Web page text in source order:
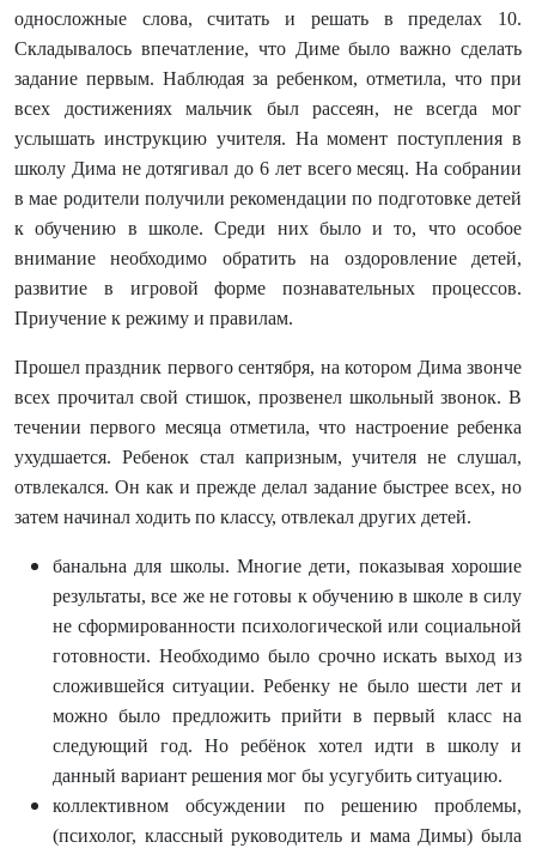
односложные слова, считать и решать в пределах 10.
Складывалось впечатление, что Диме было важно сделать
задание первым. Наблюдая за ребенком, отметила, что при
всех достижениях мальчик был рассеян, не всегда мог
услышать инструкцию учителя. На момент поступления в
школу Дима не дотягивал до 6 лет всего месяц. На собрании
в мае родители получили рекомендации по подготовке детей
к обучению в школе. Среди них было и то, что особое
внимание необходимо обратить на оздоровление детей,
развитие в игровой форме познавательных процессов.
Приучение к режиму и правилам.
Прошел праздник первого сентября, на котором Дима звонче
всех прочитал свой стишок, прозвенел школьный звонок. В
течении первого месяца отметила, что настроение ребенка
ухудшается. Ребенок стал капризным, учителя не слушал,
отвлекался. Он как и прежде делал задание быстрее всех, но
затем начинал ходить по классу, отвлекал других детей.
банальна для школы. Многие дети, показывая хорошие
результаты, все же не готовы к обучению в школе в силу
не сформированности психологической или социальной
готовности. Необходимо было срочно искать выход из
сложившейся ситуации. Ребенку не было шести лет и
можно было предложить прийти в первый класс на
следующий год. Но ребёнок хотел идти в школу и
данный вариант решения мог бы усугубить ситуацию.
коллективном обсуждении по решению проблемы,
(психолог, классный руководитель и мама Димы) была